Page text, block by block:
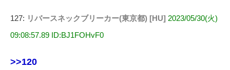
127: リバースネックブリーカー(東京都) [HU] 2023/05/30(火)
09:08:57.89 ID:BJ1FOHvF0
>>120